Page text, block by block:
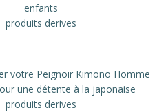
enfants
produits derives
votre Peignoir Kimono Homme
une détente à la japonaise
produits derives